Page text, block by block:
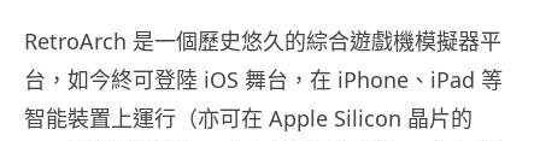
RetroArch 是一個歷史悠久的綜合遊戲機模擬器平
台，如今終可登陸 iOS 舞台，在 iPhone、iPad 等
智能裝置上運行（亦可在 Apple Silicon 晶片的